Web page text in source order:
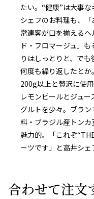
たい。“健康”は大事
シェフのお料理も、
常連客が口を揃えるヘ
ド・フロマージュ」
りはしっとりと、で
何度も繰り返したと
200g以上と贅沢に使
レモンピールとジュ
グルトを少々。ブラ
料・ブラジル産トン
魅力的。「これぞ
ーツです」と高井シェ
合わせて注文